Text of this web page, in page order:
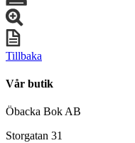
Tillbaka
Vår butik
Öbacka Bok AB
Storgatan 31